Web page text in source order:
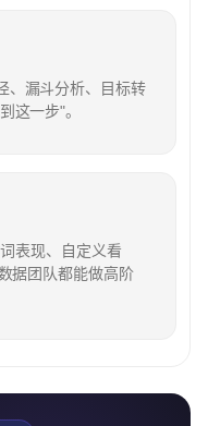
、漏斗分析、目标转
这一步"。
表现、自定义看
据团队都能做高阶